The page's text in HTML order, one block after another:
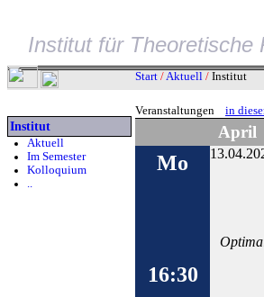
Institut für Theoretische
Start /Aktuell / Institut
Institut
Aktuell
Im Semester
Kolloquium
..
Veranstaltungen in
April
Mo
16:30